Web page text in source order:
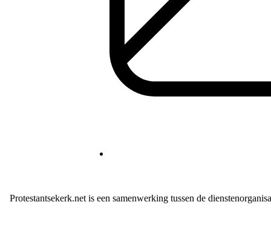
Protestantsekerk.net is een samenwerking tussen de